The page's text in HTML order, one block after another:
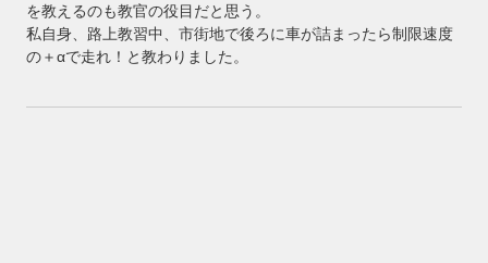
を教えるのも教官の役目だと思う。
私自身、路上教習中、市街地で後ろに車が詰まったら制限速度
の＋αで走れ！と教わりました。